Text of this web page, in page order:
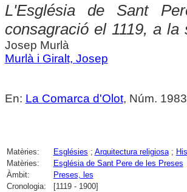
L'Església de Sant
consagració el 1119, a
Josep Murlà
Murlà i Giralt, Josep
En: La Comarca d'Olot, Núm.
Matèries: Esglésies ; Arquitectura religiosa;
Matèries:
Església de Sant Pere de les Preses
Àmbit:
Preses, les
Cronologia:
[1119 - 1900]